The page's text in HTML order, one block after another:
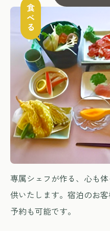
食べる
専属シェフが作る、心も
供いたします。宿泊のお
予約も可能です。